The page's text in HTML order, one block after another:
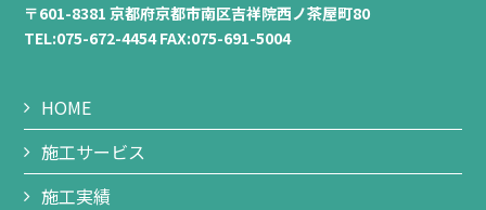
〒601-8381 京都府京都市南区吉祥院西ノ茶屋町80
TEL:075-672-4454 FAX:075-691-5004
HOME
施工サービス
施工実績